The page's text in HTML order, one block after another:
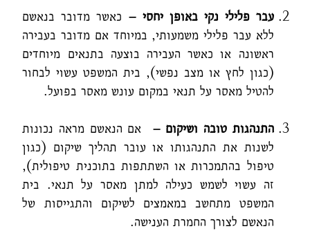
עבר פלילי נקי באופן יחסי – כאשר מדובר בנאשם
ללא עבר פלילי משמעותי, במיוחד אם מדובר בעבירה
ראשונה או כאשר העבירה בוצעה בתנאים מיוחדים
(כגון לחץ או מצב נפשי), בית המשפט עשוי לבחור
להטיל מאסר על תנאי במקום עונש מאסר בפועל.
התנהגות טובה ושיקום – אם הנאשם מראה נכונות
לשנות את התנהגותו או עובר תהליך שיקום (כגון
טיפול בהתמכרות או השתתפות בתוכנית טיפולית),
זה עשוי לשמש כעילה למתן מאסר על תנאי. בית
המשפט מתחשב במאמצים לשיקום והתגייסות של
הנאשם לצורך החמרת הענישה.